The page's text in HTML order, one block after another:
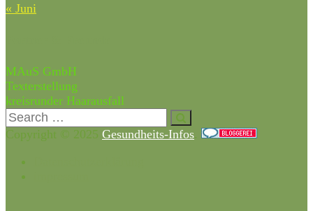
« Juni
MAuS GmbH
Texterstellung
kreisrunder Haarausfall
Copyright © 2025 Gesundheits-Infos.